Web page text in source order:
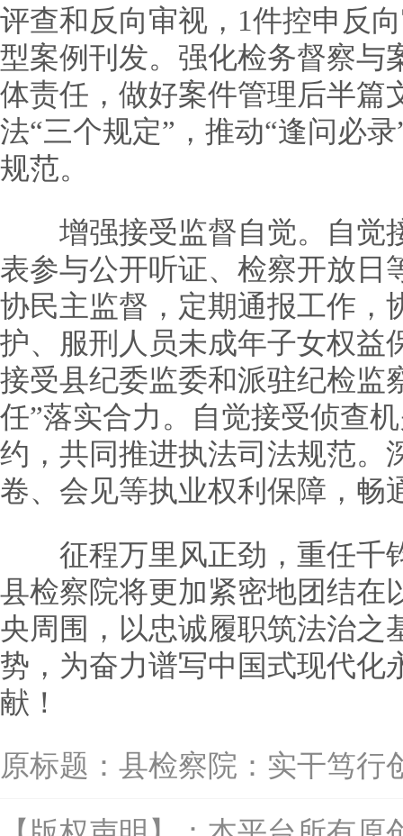
评查和反向审视，1件控申反
型案例刊发。强化检务督察与
体责任，做好案件管理后半篇
法“三个规定”，推动“逢问必
规范。
增强接受监督自觉。自觉
表参与公开听证、检察开放日
协民主监督，定期通报工作，
护、服刑人员未成年子女权益
接受县纪委监委和派驻纪检监
任”落实合力。自觉接受侦查
约，共同推进执法司法规范。
卷、会见等执业权利保障，畅
征程万里风正劲，重任千
县检察院将更加紧密地团结在
央周围，以忠诚履职筑法治之
势，为奋力谱写中国式现代化
献！
原标题： 县检察院：实干笃行